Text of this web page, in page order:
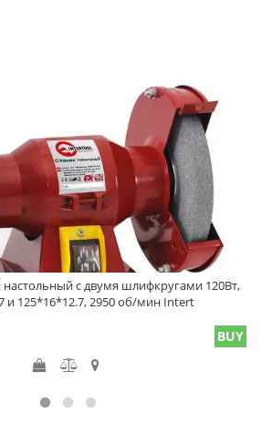
с двумя шлифкругами 120Вт,
и 125*16*12.7, 2950 об/мин Intert
BUY